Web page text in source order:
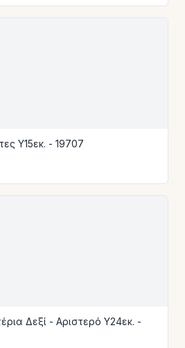
Υ15εκ. - 19707
Δεξί - Αριστερό Υ24εκ. -